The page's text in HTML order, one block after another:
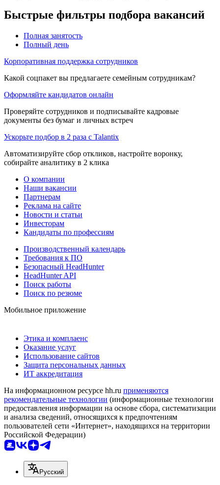
Быстрые фильтры подбора вакансий
Полная занятость
Полный день
Корпоративная поддержка сотрудников
Какой соцпакет вы предлагаете семейным сотрудникам?
Оформляйте кандидатов онлайн
Проверяйте сотрудников и подписывайте кадровые
документы без бумаг и личных встреч
Ускорьте подбор в 2 раза с Talantix
Автоматизируйте сбор откликов, настройте воронку,
собирайте аналитику в 2 клика
О компании
Наши вакансии
Партнерам
Реклама на сайте
Новости и статьи
Инвесторам
Кандидаты по профессиям
Производственный календарь
Требования к ПО
Безопасный HeadHunter
HeadHunter API
Поиск работы
Поиск по резюме
Мобильное приложение
Этика и комплаенс
Оказание услуг
Использование сайтов
Защита персональных данных
ИТ аккредитация
На информационном ресурсе hh.ru применяются
рекомендательные технологии (информационные технологии
предоставления информации на основе сбора, систематизации
и анализа сведений, относящихся к предпочтениям
пользователей сети «Интернет», находящихся на территории
Российской Федерации)
Русский